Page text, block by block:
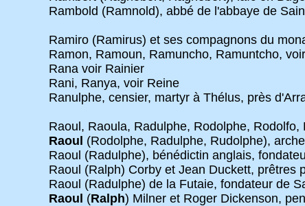
Rambold (Ramnold), abbé de l'abbaye de
Ramiro (Ramirus) et ses compagnons du
Ramon, Ramoun, Ramuncho, Ramuntcho,
Rana voir Rainier
Rani, Ranya, voir Reine
Ranulphe, censier, martyr à Thélus, près
Raoul, Raoula, Radulphe, Rodolphe,
Raoul (Rodolphe, Radulphe, Rudolphe),
Raoul (Radulphe), bénédictin anglais,
Raoul (Ralph) Corby et Jean Duckett, prêtres
Raoul (Radulphe) de la Futaie, fondateur de
Raoul (Ralph) Milner et Roger Dickenson,